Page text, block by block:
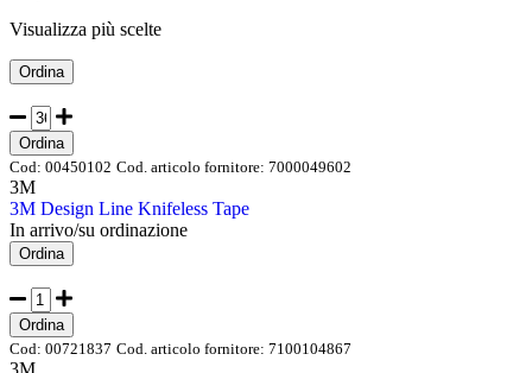
Visualizza più scelte
Ordina
Ordina
Cod: 00450102 Cod. articolo fornitore: 7000049602
3M
3M Design Line Knifeless Tape
In arrivo/su ordinazione
Ordina
Ordina
Cod: 00721837 Cod. articolo fornitore: 7100104867
3M